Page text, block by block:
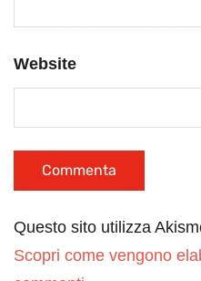
Website
Questo sito utilizza
Scopri come vengono